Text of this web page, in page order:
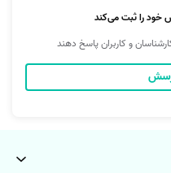
اجاره خودرو در اصفهان می‌تواند
کنید. ثبت درخواست از طریق
شما قرار بگیرد تا امکان
جلسه‌های اداری و رفت‌وآمد
خود را ثبت می‌کند
و کاربران پاسخ دهند